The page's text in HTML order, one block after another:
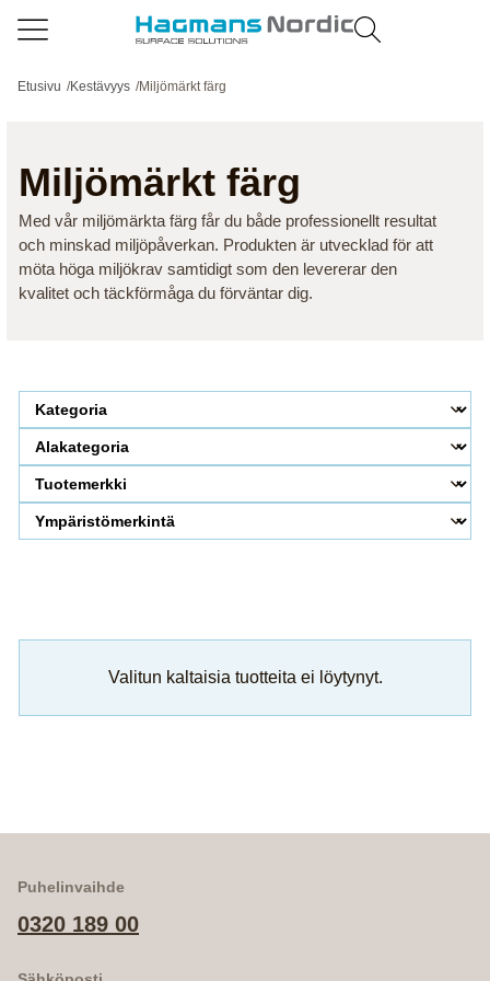
Etusivu /Kestävyys /Miljömärkt färg
Miljömärkt färg
Med vår miljömärkta färg får du både professionellt resultat
och minskad miljöpåverkan. Produkten är utvecklad för att
möta höga miljökrav samtidigt som den levererar den
kvalitet och täckförmåga du förväntar dig.
Valitun kaltaisia tuotteita ei löytynyt.
Puhelinvaihde
0320 189 00